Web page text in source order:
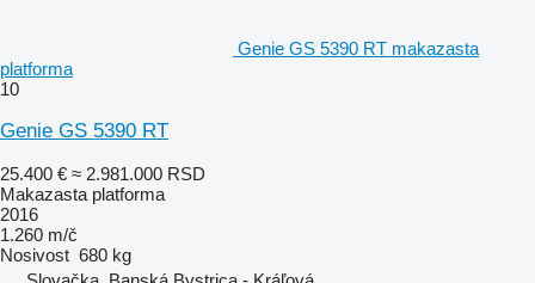
Genie GS 5390 RT makazasta
platforma
10
Genie GS 5390 RT
25.400 € ≈ 2.981.000 RSD
Makazasta platforma
2016
1.260 m/č
Nosivost 680 kg